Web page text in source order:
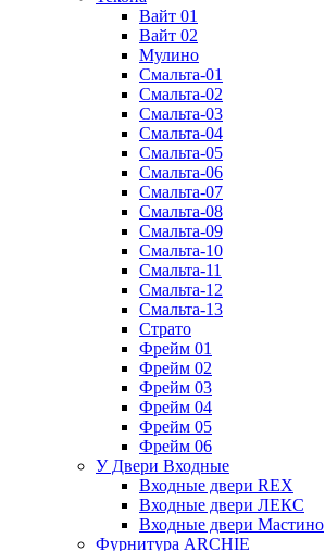
Вайт 01
Вайт 02
Мулино
Смальта-01
Смальта-02
Смальта-03
Смальта-04
Смальта-05
Смальта-06
Смальта-07
Смальта-08
Смальта-09
Смальта-10
Смальта-11
Смальта-12
Смальта-13
Страто
Фрейм 01
Фрейм 02
Фрейм 03
Фрейм 04
Фрейм 05
Фрейм 06
У Двери Входные
Входные двери REX
Входные двери ЛЕКС
Входные двери Мастино
Фурнитура ARCHIE